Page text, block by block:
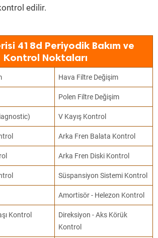
edilir.
418d Periyodik Bakım ve
Kontrol Noktaları
Hava Filtre Değişim
Polen Filtre Değişim
V Kayış Kontrol
Arka Fren Balata Kontrol
Arka Fren Diski Kontrol
Süspansiyon Sistemi Kontrol
Amortisör - Helezon Kontrol
Kontrol
Direksiyon - Aks Körük
Kontrol